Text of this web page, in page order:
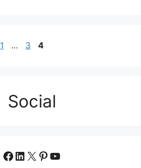
Pagina
1 … Pagina
3 Pagina
4
Social
Facebook
LinkedIn
X Pinterest
YouTube